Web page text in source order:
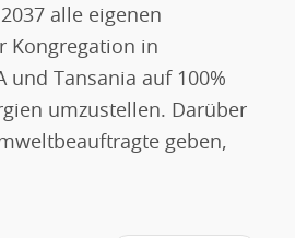
alle eigenen
Kongregation in
und Tansania auf 100%
umzustellen. Darüber
geben,